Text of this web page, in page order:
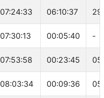
07:24:33 06:10:37
07:30:13 00:05:40 -
07:53:58 00:23:45
08:03:34 00:09:36